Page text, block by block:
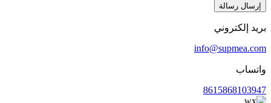
إرسال رسالة
بريد إلكتروني
info@supmea.com
واتساب
8615868103947